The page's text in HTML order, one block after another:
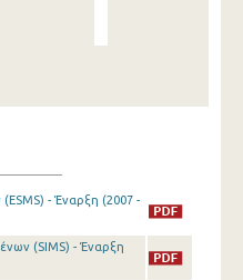
- Έναρξη (2007 -
(SIMS) - Έναρξη